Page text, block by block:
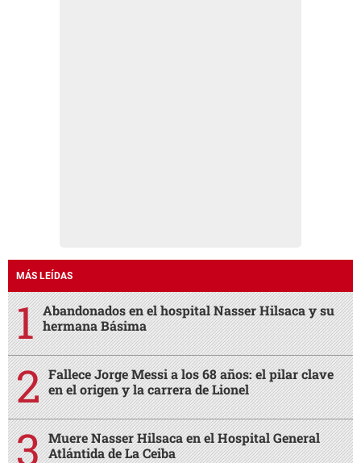
MÁS LEÍDAS
Abandonados en el hospital Nasser Hilsaca y su
hermana Básima
Fallece Jorge Messi a los 68 años: el pilar clave
en el origen y la carrera de Lionel
Muere Nasser Hilsaca en el Hospital General
Atlántida de La Ceiba